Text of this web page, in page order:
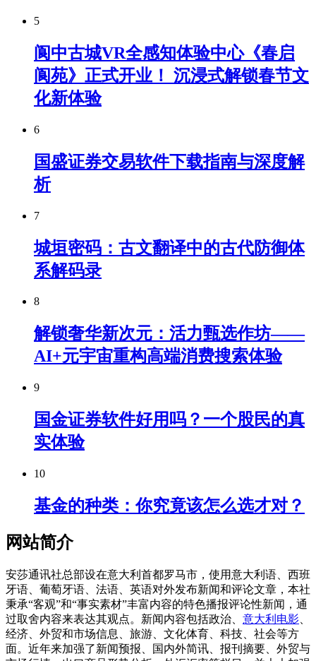
5
阆中古城VR全感知体验中心《春启
阆苑》正式开业！ 沉浸式解锁春节文
化新体验
6
国盛证券交易软件下载指南与深度解
析
7
城垣密码：古文翻译中的古代防御体
系解码录
8
解锁奢华新次元：活力甄选作坊——
AI+元宇宙重构高端消费搜索体验
9
国金证券软件好用吗？一个股民的真
实体验
10
基金的种类：你究竟该怎么选才对？
网站简介
安莎通讯社总部设在意大利首都罗马市，使用意大利语、西班
牙语、葡萄牙语、法语、英语对外发布新闻和评论文章，本社
秉承“客观”和“事实素材”丰富内容的特色播报评论性新闻，通
过取舍内容来表达其观点。新闻内容包括政治、 意大利电影
经济、外贸和市场信息、旅游、文化体育、科技、社会等方
面。近年来加强了新闻预报、国内外简讯、报刊摘要、外贸与